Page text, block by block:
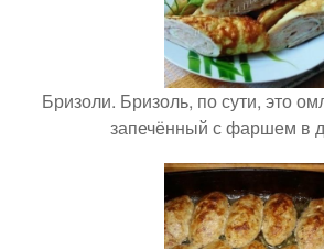
Бризоли. Бризоль, по сути, это
запечённый с фаршем в